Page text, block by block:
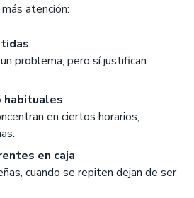
atención:
problema, pero sí justifican
habituales
en ciertos horarios,
en caja
cuando se repiten dejan de ser